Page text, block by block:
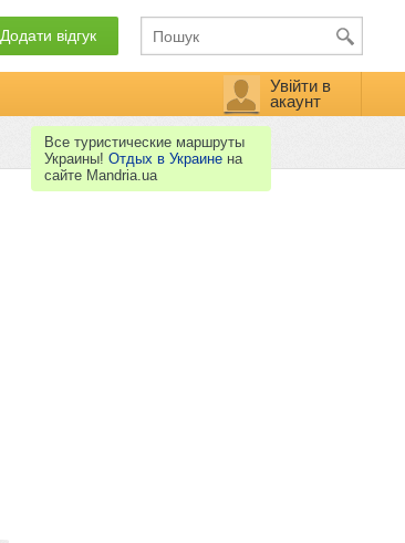
Додати відгук
Увійти в
акаунт
Все туристические маршруты
Украины! Отдых в Украинена
сайте Mandria.ua